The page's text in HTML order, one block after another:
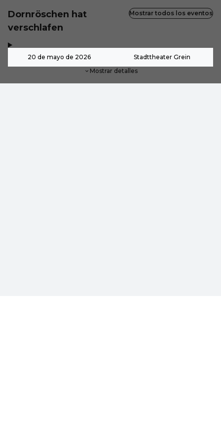
Dornröschen hat
verschlafen
20 de mayo de 2026 Stadttheater Grein
Mostrar detalles
Mostrar todos los eventos